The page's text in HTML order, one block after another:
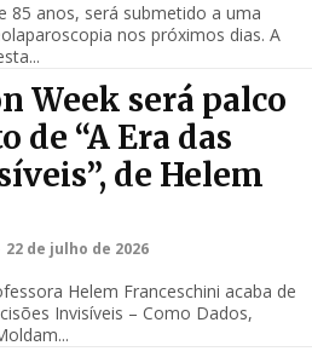
85 anos, será submetido a uma
nos próximos dias. A
Week será palco
de “A Era das
de Helem
22 de julho de 2026
Helem Franceschini acaba de
Invisíveis – Como Dados,